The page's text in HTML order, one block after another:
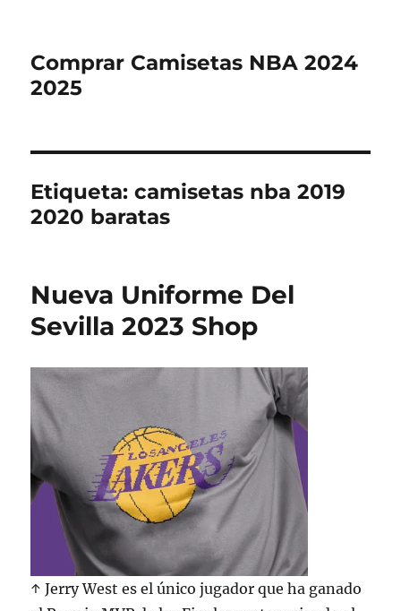
Comprar Camisetas NBA 2024
2025
Etiqueta:camisetas nba 2019
2020 baratas
Nueva Uniforme Del
Sevilla 2023 Shop
↑ Jerry West es el único jugador que ha ganado